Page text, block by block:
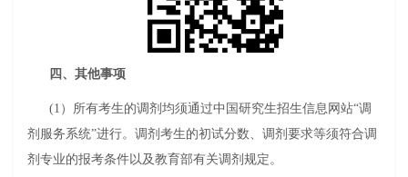
四、其他事项
(1）所有考生的调剂均须通过中国研究生招生信息网站“调
剂服务系统”进行。调剂考生的初试分数、调剂要求等须符合调
剂专业的报考条件以及教育部有关调剂规定。